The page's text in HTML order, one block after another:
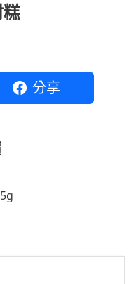
分享